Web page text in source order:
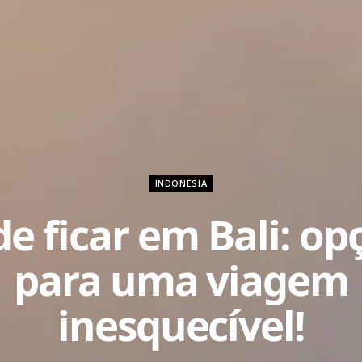
INDONÉSIA
ficar em Bali:
para uma viagem
inesquecível!